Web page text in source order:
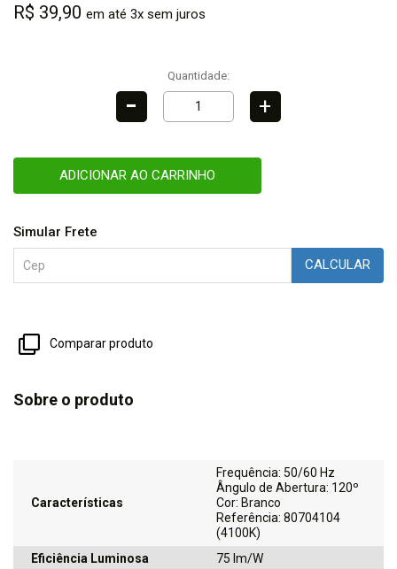
R$ 39,90 em até 3x sem juros
Quantidade:
- +
ADICIONAR AO CARRINHO
Simular Frete
CALCULAR
Comparar produto
Sobre o produto
Características
Frequência: 50/60 Hz
Ângulo de Abertura: 120º
Cor: Branco
Referência: 80704104
(4100K)
Eficiência Luminosa
75 lm/W